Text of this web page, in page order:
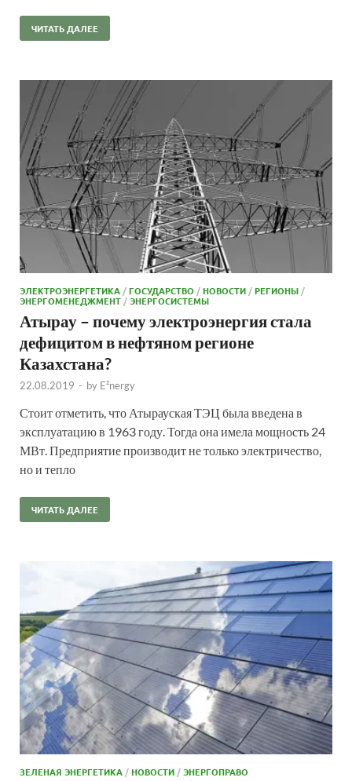
ЧИТАТЬ ДАЛЕЕ
ЭЛЕКТРОЭНЕРГЕТИКА/ГОСУДАРСТВО /НОВОСТИ/РЕГИОНЫ/
ЭНЕРГОМЕНЕДЖМЕНТ/ЭНЕРГОСИСТЕМЫ
Атырау – почему электроэнергия стала
дефицитом в нефтяном регионе
Казахстана?
22.08.2019 - by E²nergy
Стоит отметить, что Атырау­ская ТЭЦ была введена в
эксплуатацию в 1963 году. Тогда она имела мощность 24
МВт. Предприятие производит не только электричество,
но и тепло
ЧИТАТЬ ДАЛЕЕ
ЗЕЛЕНАЯ ЭНЕРГЕТИКА /НОВОСТИ /ЭНЕРГОПРАВО